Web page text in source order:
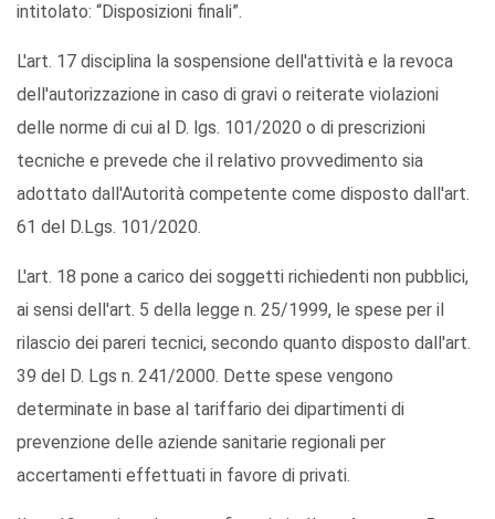
intitolato: “Disposizioni finali”.
L'art. 17 disciplina la sospensione dell'attività e la revoca
dell'autorizzazione in caso di gravi o reiterate violazioni
delle norme di cui al D. lgs. 101/2020 o di prescrizioni
tecniche e prevede che il relativo provvedimento sia
adottato dall'Autorità competente come disposto dall'art.
61 del D.Lgs. 101/2020.
L'art. 18 pone a carico dei soggetti richiedenti non pubblici,
ai sensi dell'art. 5 della legge n. 25/1999, le spese per il
rilascio dei pareri tecnici, secondo quanto disposto dall'art.
39 del D. Lgs n. 241/2000. Dette spese vengono
determinate in base al tariffario dei dipartimenti di
prevenzione delle aziende sanitarie regionali per
accertamenti effettuati in favore di privati.